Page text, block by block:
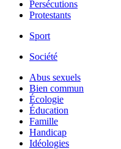
Persécutions
Protestants
Sport
Société
Abus sexuels
Bien commun
Écologie
Éducation
Famille
Handicap
Idéologies